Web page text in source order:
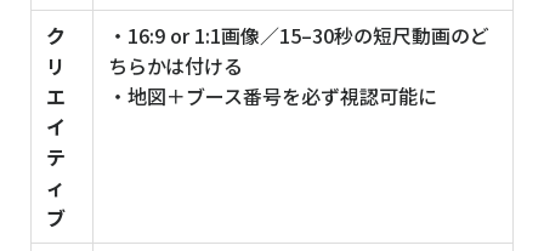
ク
リ
エ
イ
テ
ィ
ブ
・16:9 or 1:1画像／15–30秒の短尺動画のど
ちらかは付ける
・地図＋ブース番号を必ず視認可能に